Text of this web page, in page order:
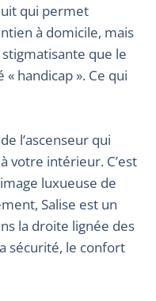
qui permet
à domicile, mais
que le
handicap ». Ce qui
l’ascenseur qui
votre intérieur. C’est
luxueuse de
Salise est un
la droite lignée des
sécurité, le confort